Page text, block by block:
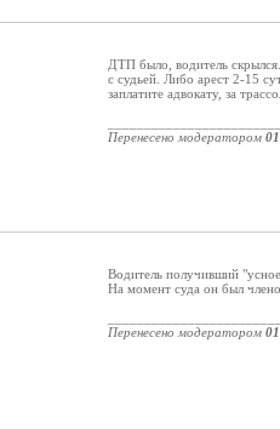
ДТП было, водитель
с судьей. Либо арест 2-15
заплатите адвокату, за
Перенесено модератором
Водитель получивший
На момент суда он был
Перенесено модератором